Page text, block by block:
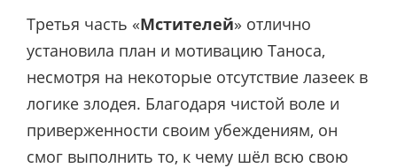
Третья часть «Мстителей» отлично
установила план и мотивацию Таноса,
несмотря на некоторые отсутствие лазеек в
логике злодея. Благодаря чистой воле и
приверженности своим убеждениям, он
смог выполнить то, к чему шёл всю свою